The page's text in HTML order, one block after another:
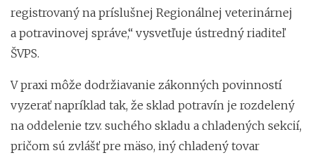
registrovaný na príslušnej Regionálnej veterinárnej
a potravinovej správe,“ vysvetľuje ústredný riaditeľ
ŠVPS.
V praxi môže dodržiavanie zákonných povinností
vyzerať napríklad tak, že sklad potravín je rozdelený
na oddelenie tzv. suchého skladu a chladených sekcií,
pričom sú zvlášť pre mäso, iný chladený tovar